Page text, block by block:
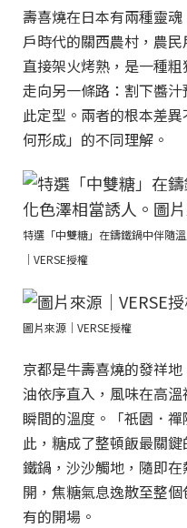
壽喜燒在日本有兩種靈
戶時代的關西農村，農
直接架火烤熟，是一種
走向另一條路：割下醬
此定型。兩者的根本差
何形成」的不同理解。
特選「中雙糖」在鑄鐵鍋中伴隨
｜VERSE授權
圖片來源｜VERSE授權
京都是牛壽喜燒的發祥
油依序直入，風味在高
瞬間的溫度。「祇園．
此，糖成了整頓飯最關
鐵鍋，沙沙觸地，隨即
開，焦糖氣息逸散至整
有的開場。